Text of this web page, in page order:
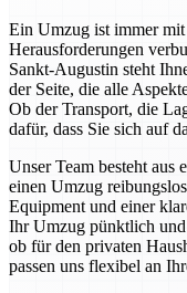
Ein Umzug ist immer
Herausforderungen
Sankt-Augustin steht
der Seite, die alle
Ob der Transport, die
dafür, dass Sie sich auf
Unser Team besteht aus
einen Umzug
Equipment und einer
Ihr Umzug pünktlich
ob für den privaten
passen uns flexibel an